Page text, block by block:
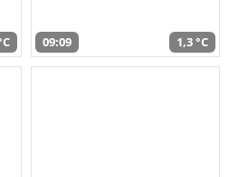
09:09 1,3 °C